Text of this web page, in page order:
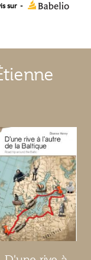
sur -